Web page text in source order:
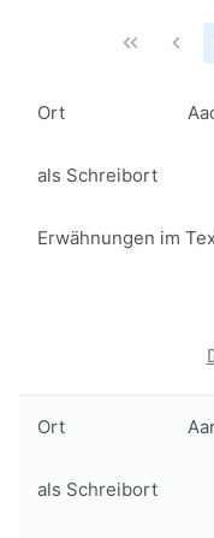
Ort
als Schreibort
Erwähnungen im
Ort
als Schreibort